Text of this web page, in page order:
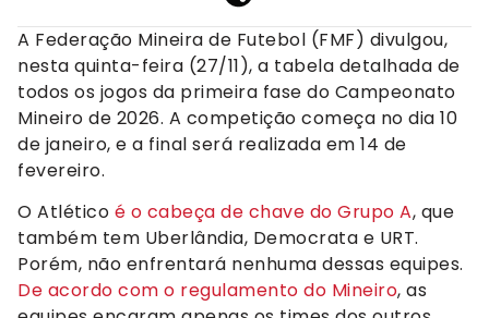
A Federação Mineira de Futebol (FMF) divulgou,
nesta quinta-feira (27/11), a tabela detalhada de
todos os jogos da primeira fase do Campeonato
Mineiro de 2026. A competição começa no dia 10
de janeiro, e a final será realizada em 14 de
fevereiro.
O Atlético é o cabeça de chave do Grupo A, que
também tem Uberlândia, Democrata e URT.
Porém, não enfrentará nenhuma dessas equipes.
De acordo com o regulamento do Mineiro, as